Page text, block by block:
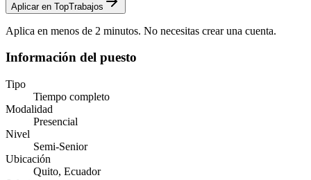
Aplicar en TopTrabajos
Aplica en menos de 2 minutos. No necesitas crear una cuenta.
Información del puesto
Tipo
Tiempo completo
Modalidad
Presencial
Nivel
Semi-Senior
Ubicación
Quito, Ecuador